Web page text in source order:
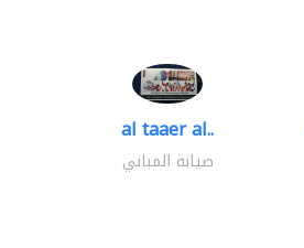
al taaer al..
صيانة المباني